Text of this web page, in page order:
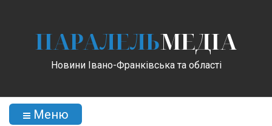
ПАРАЛЕЛЬМЕДІА
Новини Івано-Франківська та області
Меню